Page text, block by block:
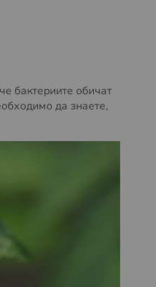
бактериите обичат
да знаете,